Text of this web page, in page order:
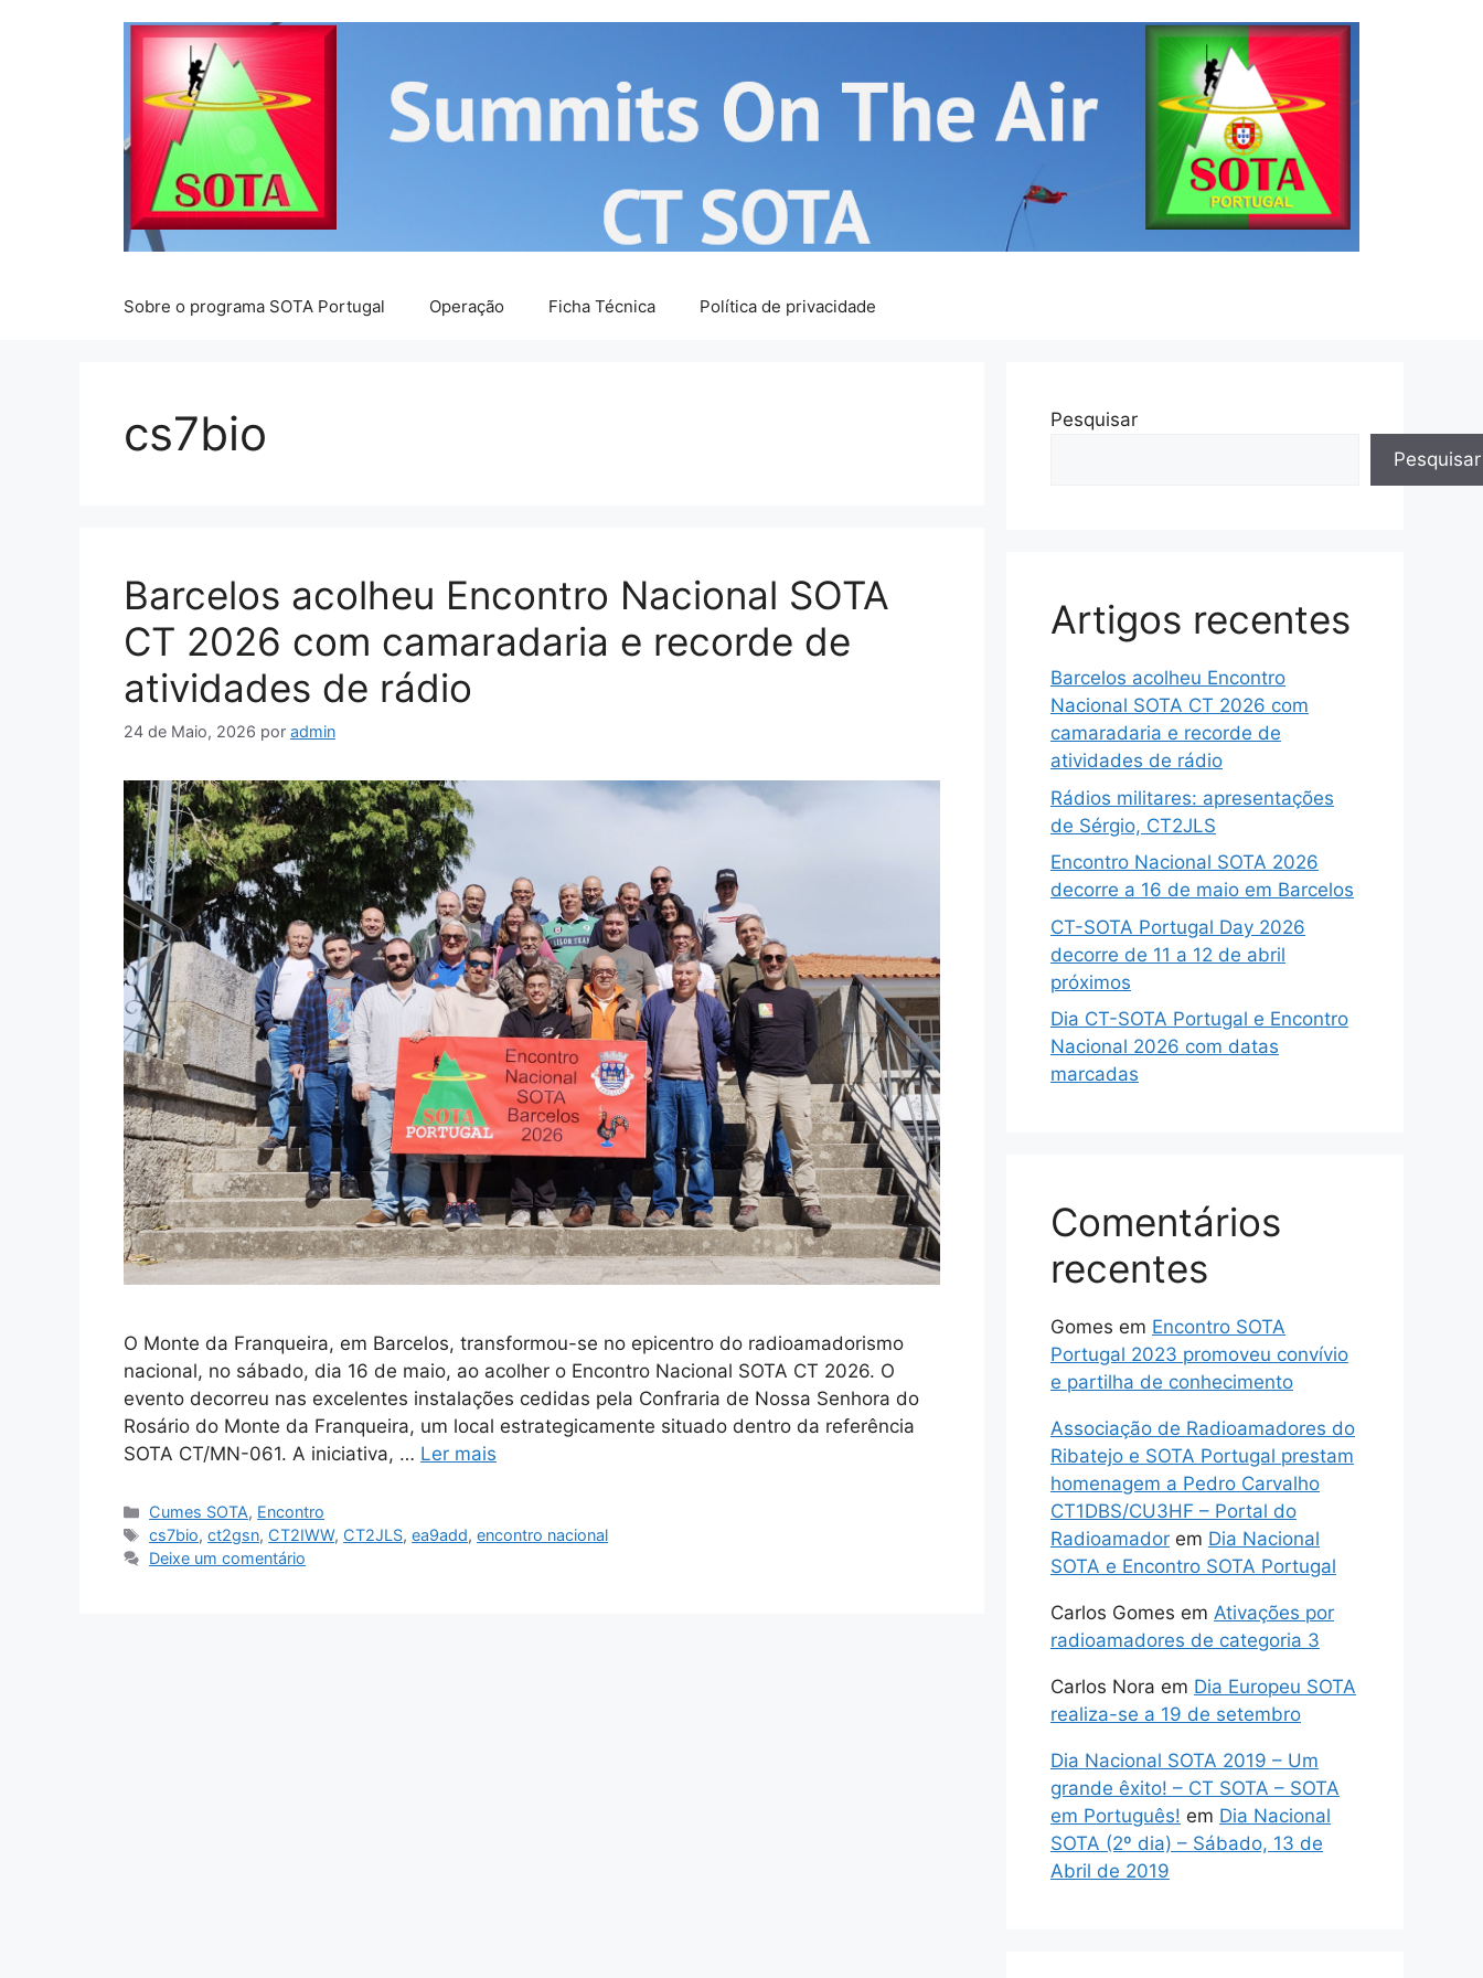
Sobre o programa SOTA Portugal Operação Ficha Técnica Política de privacidade
cs7bio
Barcelos acolheu Encontro Nacional SOTA
CT 2026 com camaradaria e recorde de
atividades de rádio
24 de Maio, 2026 por admin
O Monte da Franqueira, em Barcelos, transformou-se no epicentro do radioamadorismo
nacional, no sábado, dia 16 de maio, ao acolher o Encontro Nacional SOTA CT 2026. O
evento decorreu nas excelentes instalações cedidas pela Confraria de Nossa Senhora do
Rosário do Monte da Franqueira, um local estrategicamente situado dentro da referência
SOTA CT/MN-061. A iniciativa, … Ler mais
Categorias
Cumes SOTA, Encontro
Etiquetas
cs7bio,ct2gsn, CT2IWW, CT2JLS,ea9add,encontro nacional
Deixe um comentário
Pesquisar
Pesquisar
Artigos recentes
Barcelos acolheu Encontro
Nacional SOTA CT 2026 com
camaradaria e recorde de
atividades de rádio
Rádios militares: apresentações
de Sérgio, CT2JLS
Encontro Nacional SOTA 2026
decorre a 16 de maio em Barcelos
CT-SOTA Portugal Day 2026
decorre de 11 a 12 de abril
próximos
Dia CT-SOTA Portugal e Encontro
Nacional 2026 com datas
marcadas
Comentários
recentes
Gomes em Encontro SOTA
Portugal 2023 promoveu convívio
e partilha de conhecimento
Associação de Radioamadores do
Ribatejo e SOTA Portugal prestam
homenagem a Pedro Carvalho
CT1DBS/CU3HF – Portal do
Radioamador em Dia Nacional
SOTA e Encontro SOTA Portugal
Carlos Gomes em Ativações por
radioamadores de categoria 3
Carlos Nora em Dia Europeu SOTA
realiza-se a 19 de setembro
Dia Nacional SOTA 2019 – Um
grande êxito! – CT SOTA – SOTA
em Português! em Dia Nacional
SOTA (2º dia) – Sábado, 13 de
Abril de 2019